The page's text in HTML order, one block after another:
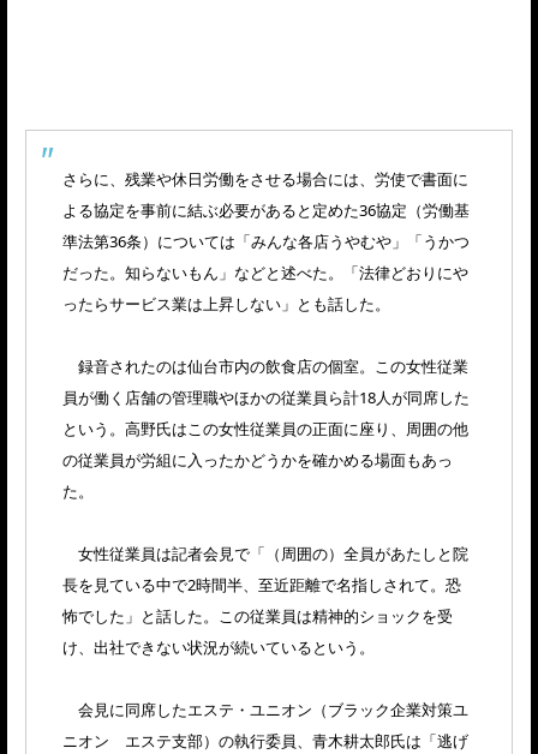
さらに、残業や休日労働をさせる場合には、労使で書面に
よる協定を事前に結ぶ必要があると定めた36協定（労働基
準法第36条）については「みんな各店うやむや」「うかつ
だった。知らないもん」などと述べた。「法律どおりにや
ったらサービス業は上昇しない」とも話した。
録音されたのは仙台市内の飲食店の個室。この女性従業
員が働く店舗の管理職やほかの従業員ら計18人が同席した
という。高野氏はこの女性従業員の正面に座り、周囲の他
の従業員が労組に入ったかどうかを確かめる場面もあっ
た。
女性従業員は記者会見で「（周囲の）全員があたしと院
長を見ている中で2時間半、至近距離で名指しされて。恐
怖でした」と話した。この従業員は精神的ショックを受
け、出社できない状況が続いているという。
会見に同席したエステ・ユニオン（ブラック企業対策ユ
ニオン エステ支部）の執行委員、青木耕太郎氏は「逃げ